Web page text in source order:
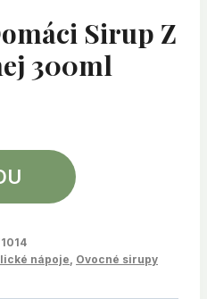
Sirup Z
300ml
nápoje Ovocné sirupy